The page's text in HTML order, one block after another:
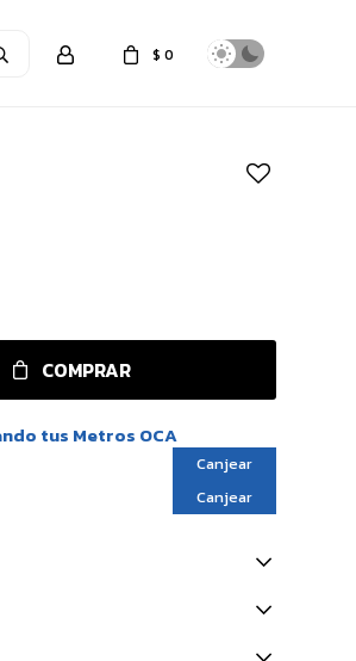
$ 0
COMPRAR
tus Metros OCA
Canjear
Canjear